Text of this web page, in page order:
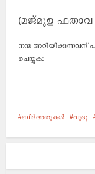
(മജ്മൂഉ ഫതാവ
നന്മ അറിയിക്കുന്നവന്
ചെയ്യുക:
ബിദ്അതുകള്‍ വുദു